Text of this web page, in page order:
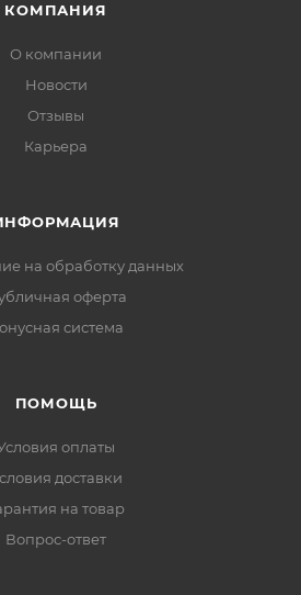
КОМПАНИЯ
О компании
Новости
Отзывы
Карьера
на обработку данных
оферта
система
ПОМОЩЬ
оплаты
доставки
на товар
Вопрос-ответ